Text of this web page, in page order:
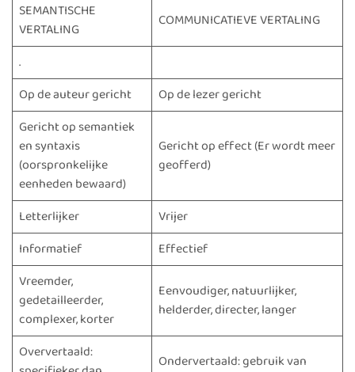
SEMANTISCHE
VERTALING
COMMUNICATIEVE VERTALING
.
Op de auteur gericht
Op de lezer gericht
Gericht op semantiek
en syntaxis
(oorspronkelijke
eenheden bewaard)
Gericht op effect (Er wordt meer
geofferd)
Letterlijker
Vrijer
Informatief
Effectief
Vreemder,
gedetailleerder,
complexer, korter
Eenvoudiger, natuurlijker,
helderder, directer, langer
Oververtaald:
Ondervertaald: gebruik van